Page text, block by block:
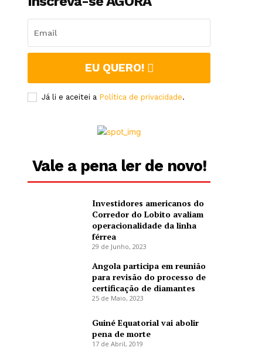
EU QUERO!
Já li e aceitei a Política de privacidade.
Vale a pena ler de novo!
Investidores americanos do
Corredor do Lobito avaliam
operacionalidade da linha
férrea
29 de Junho, 2023
Angola participa em reunião
para revisão do processo de
certificação de diamantes
25 de Maio, 2023
Guiné Equatorial vai abolir
pena de morte
17 de Abril, 2019